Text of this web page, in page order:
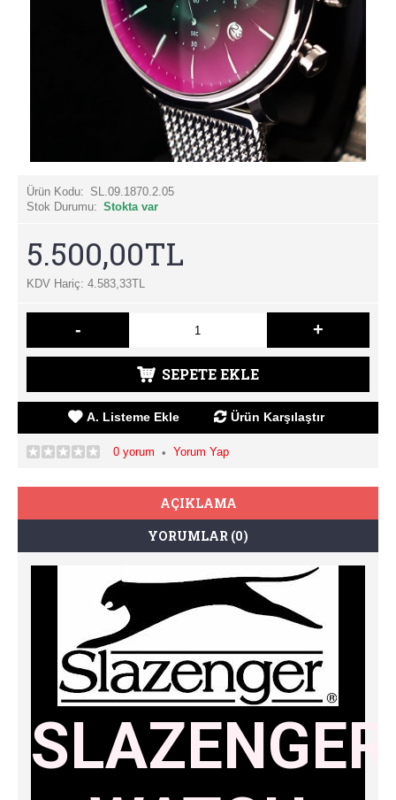
Ürün Kodu: SL.09.1870.2.05
Stok Durumu: Stokta var
5.500,00TL
KDV Hariç: 4.583,33TL
- +
SEPETE EKLE
A. Listeme Ekle Ürün Karşılaştır
0 yorum • Yorum Yap
AÇIKLAMA
YORUMLAR (0)
SLAZENGER